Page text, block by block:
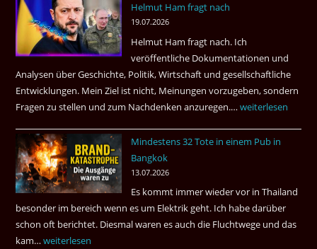
3
Tote
kamen
dazu.
Helmut Ham fragt nach
19.07.2026
Helmut Ham fragt nach. Ich
veröffentliche Dokumentationen und
Analysen über Geschichte, Politik, Wirtschaft und gesellschaftliche
Entwicklungen. Mein Ziel ist nicht, Meinungen vorzugeben, sondern
Fragen zu stellen und zum Nachdenken anzuregen.…Russland
Was
können?
|
Helmut
weiterlesen
Mindestens 32 Tote in einem Pub in
Bangkok
13.07.2026
Es kommt immer wieder vor in Thailand
besonder im bereich wenn es um Elektrik geht. Ich habe darüber
schon oft berichtet. Diesmal waren es auch die Fluchtwege und das
kam…Mindestens
weiterlesen